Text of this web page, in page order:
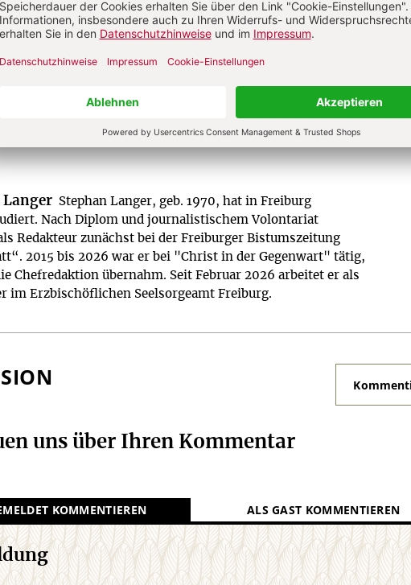
Zum Kennenlernen: 4 Wochen gratis
Langer
Stephan Langer, geb. 1970, hat in Freiburg
Nach Diplom und journalistischem Volontariat
Redakteur zunächst bei der Freiburger Bistumszeitung
2015 bis 2026 war er bei "Christ in der Gegenwart" tätig,
Chefredaktion übernahm. Seit Februar 2026 arbeitet er als
im Erzbischöflichen Seelsorgeamt Freiburg.
uns über Ihren Kommentar
KOMMENTIEREN ALS GAST KOMMENTIEREN